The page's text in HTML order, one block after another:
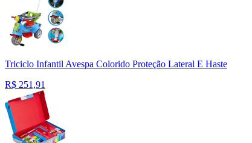
Triciclo Infantil Avespa Colorido Proteção Lateral E Haste
R$ 251,91